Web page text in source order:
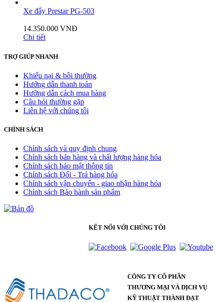
Xe đẩy Prestar PG-503
14.350.000 VNĐ
Chi tiết
TRỢ GIÚP NHANH
Khiếu nại & bồi thường
Hướng dẫn thanh toán
Hướng dẫn cách mua hàng
Câu hỏi thường gặp
Liên hệ với chúng tôi
CHÍNH SÁCH
Chính sách và quy định chung
Chính sách bán hàng và chất lượng hàng hóa
Chính sách bảo mật thông tin
Chính sách Đổi - Trả hàng hóa
Chính sách vận chuyển - giao nhận hàng hóa
Chính sách Bảo hành sản phẩm
KẾT NỐI VỚI CHÚNG TÔI
CÔNG TY CỔ PHẦN
THƯƠNG MẠI VÀ DỊCH VỤ
KỸ THUẬT THÀNH ĐẠT